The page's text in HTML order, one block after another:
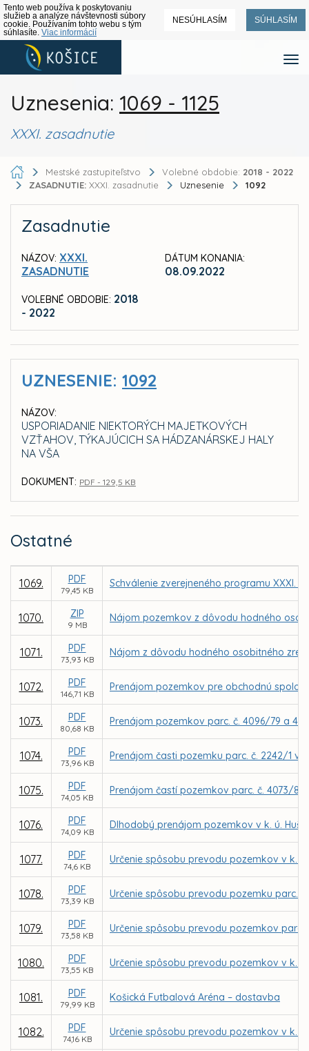
Tento web používa k poskytovaniu
služieb a analýze návštevnosti súbory
cookie. Používaním tohto webu s tým
súhlasíte. Viac informácií
NESÚHLASÍM SÚHLASÍM
Uznesenia: 1069 - 1125
XXXI. zasadnutie
Mestské zastupiteľstvo Volebné obdobie: 2018 - 2022
ZASADNUTIE: XXXI. zasadnutie Uznesenie 1092
Zasadnutie
NÁZOV: XXXI.
ZASADNUTIE
VOLEBNÉ OBDOBIE: 2018
- 2022
DÁTUM KONANIA:
08.09.2022
UZNESENIE: 1092
NÁZOV:
USPORIADANIE NIEKTORÝCH MAJETKOVÝCH
VZŤAHOV, TÝKAJÚCICH SA HÁDZANÁRSKEJ HALY
NA VŠA
DOKUMENT: PDF - 129,5 KB
Ostatné
1069. PDF
79,45 KB
Schválenie zverejneného programu XXXI.
1070. ZIP
9 MB
Nájom pozemkov z dôvodu hodného
1071. PDF
73,93 KB
Nájom z dôvodu hodného osobitného
1072. PDF
146,71 KB
Prenájom pozemkov pre obchodnú
1073. PDF
80,68 KB
Prenájom pozemkov parc. č. 4096/79 a
1074. PDF
73,96 KB
Prenájom časti pozemku parc. č. 2242/1 v
1075. PDF
74,05 KB
Prenájom častí pozemkov parc. č. 4073/8
1076. PDF
74,09 KB
Dlhodobý prenájom pozemkov v k. ú.
1077. PDF
74,6 KB
Určenie spôsobu prevodu pozemkov v k.
1078. PDF
73,39 KB
Určenie spôsobu prevodu pozemku parc.
1079. PDF
73,58 KB
Určenie spôsobu prevodu pozemkov parc.
1080. PDF
73,55 KB
Určenie spôsobu prevodu pozemkov v k.
1081. PDF
79,99 KB
Košická Futbalová Aréna – dostavba
1082. PDF
74,16 KB
Určenie spôsobu prevodu pozemkov v k.